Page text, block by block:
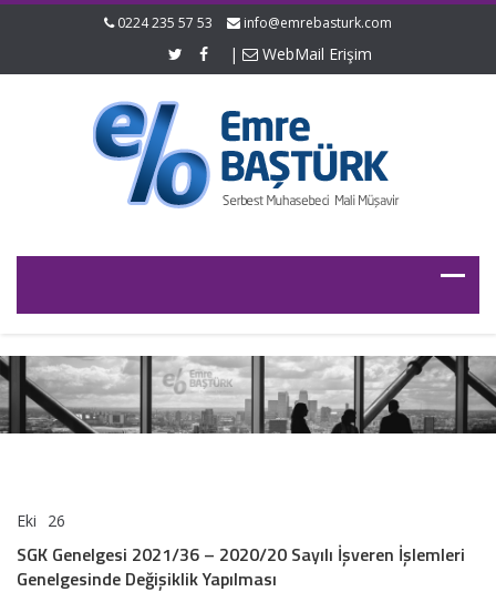
0224 235 57 53 info@emrebasturk.com
| WebMail Erişim
Eki 26
2021/36
–
SGK Genelgesi 2021/36 – 2020/20 Sayılı İşveren İşlemleri
Genelgesinde Değişiklik Yapılması